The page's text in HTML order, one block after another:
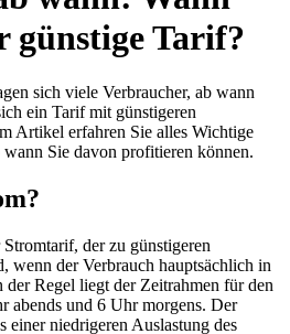
günstige Tarif?
sich viele Verbraucher, ab wann
ein Tarif mit günstigeren
Artikel erfahren Sie alles Wichtige
Sie davon profitieren können.
der zu günstigeren
wenn der Verbrauch hauptsächlich in
Regel liegt der Zeitrahmen für den
abends und 6 Uhr morgens. Der
einer niedrigeren Auslastung des